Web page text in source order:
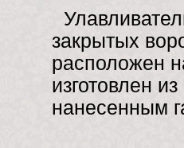
закрытых
расположен
изготовлен
нанесенным